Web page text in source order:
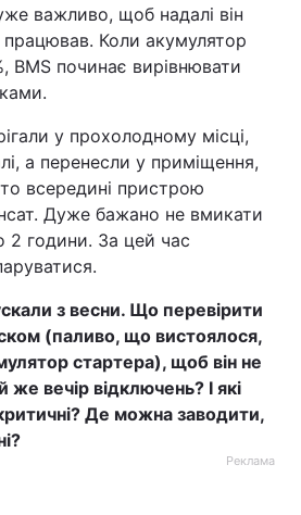
важливо, щоб надалі він
працював. Коли акумулятор
BMS починає вирівнювати
у прохолодному місці,
а перенесли у приміщення,
всередині пристрою
Дуже бажано не вмикати
2 години. За цей час
з весни. Що перевірити
(паливо, що вистоялося,
стартера), щоб він не
вечір відключень? І які
Де можна заводити,
Реклама